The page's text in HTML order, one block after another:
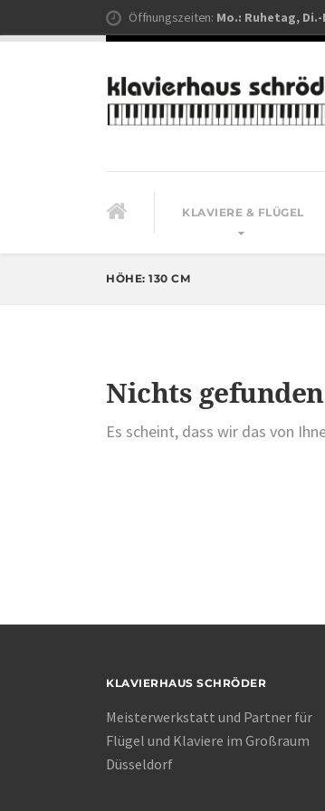
Öffnungszeiten: Mo.: Ruhetag, Di.-
KLAVIERE & FLÜGEL
HÖHE: 130 CM
Nichts gefunden
Es scheint, dass wir das von
KLAVIERHAUS SCHRÖDER
Meisterwerkstatt und Partner für
Flügel und Klaviere im Großraum
Düsseldorf